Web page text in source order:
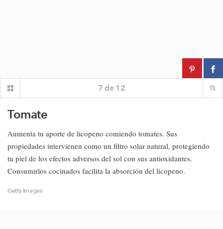
7 de 12
Tomate
Aumenta tu aporte de licopeno comiendo tomates. Sus
propiedades intervienen como un filtro solar natural, protegiendo
tu piel de los efectos adversos del sol con sus antioxidantes.
Consumirlos cocinados facilita la absorción del licopeno.
Getty Images